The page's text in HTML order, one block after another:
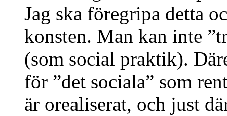
Jag ska föregripa detta
konsten. Man kan inte
(som social praktik).
för ”det sociala” som
är orealiserat, och just